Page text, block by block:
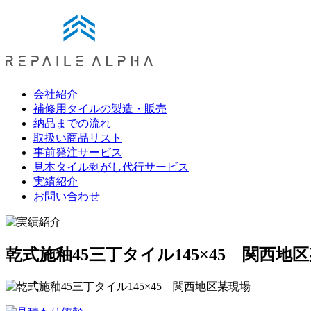
会社紹介
補修用タイルの製造・販売
納品までの流れ
取扱い商品リスト
事前発注サービス
見本タイル剥がし代行サービス
実績紹介
お問い合わせ
乾式施釉45三丁タイル145×45 関西地